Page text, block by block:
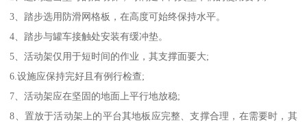
3、踏步选用防滑网格板，在高度可始终保持水平。
4、踏步与罐车接触处安装有缓冲垫。
5、活动架仅用于短时间的作业，其支撑面要大;
6.设施应保持完好且有例行检查;
7、活动架应在坚固的地面上平行地放稳;
8、置放于活动架上的平台其地板应完整、支撑合理，在需要时，其